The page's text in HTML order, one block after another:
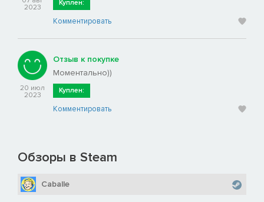
2023
Куплен:
Комментировать
20 июл
2023
Отзыв к покупке
Моментально))
Куплен:
Комментировать
Обзоры в Steam
Caballe